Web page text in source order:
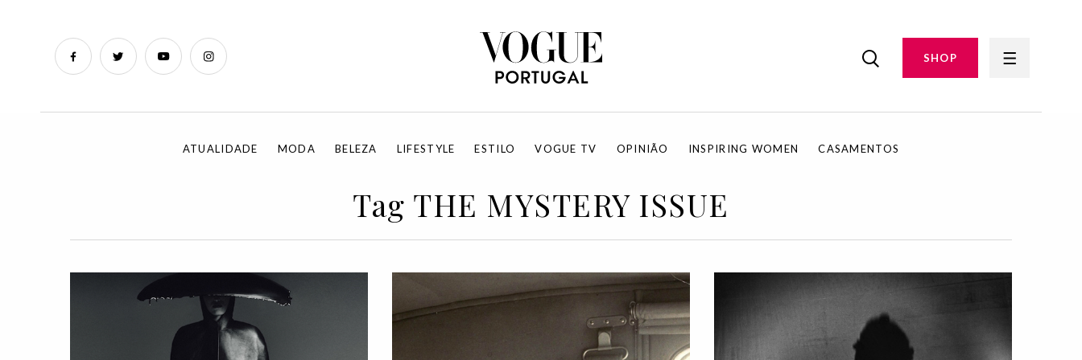
SHOP
ATUALIDADE MODA BELEZA LIFESTYLE ESTILO VOGUE TV OPINIÃO INSPIRING WOMEN CASAMENTOS
Tag THE MYSTERY ISSUE